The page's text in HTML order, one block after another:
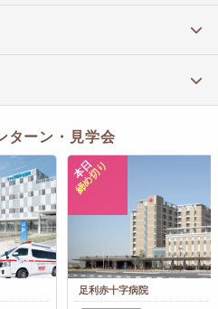
ターン・見学会
本日
締め切り
足利赤十字病院